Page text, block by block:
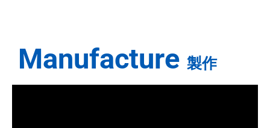
Manufacture 製作